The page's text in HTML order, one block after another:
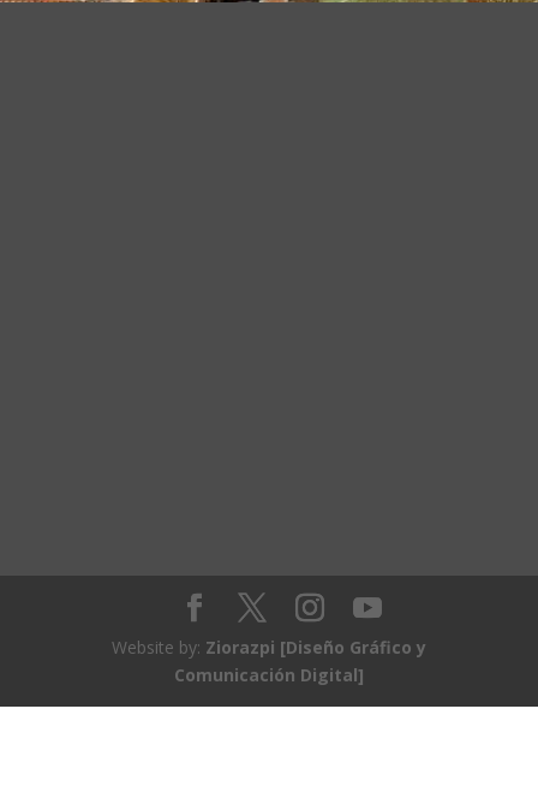
Website by: Ziorazpi [Diseño Gráfico y
Comunicación Digital]